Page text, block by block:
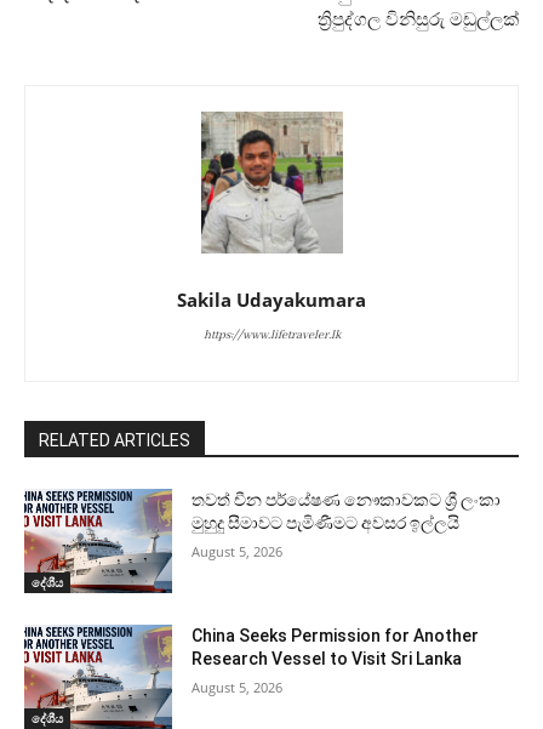
ත්‍රිපුද්ගල විනිසුරු මඩුල්ලක්
Sakila Udayakumara
https://www.lifetraveler.lk
RELATED ARTICLES
දේශීය
තවත් චීන පර්යේෂණ නෞකාවකට ශ්‍රී ලංකා
මුහුදු සීමාවට පැමිණීමට අවසර ඉල්ලයි
August 5, 2026
දේශීය
China Seeks Permission for Another
Research Vessel to Visit Sri Lanka
August 5, 2026